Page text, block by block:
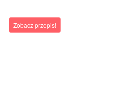
Zobacz przepis!